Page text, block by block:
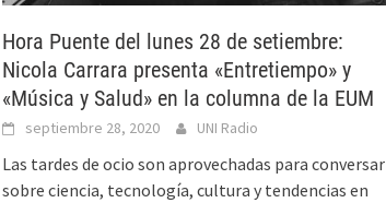
Hora Puente del lunes 28 de setiembre:
Nicola Carrara presenta «Entretiempo» y
«Música y Salud» en la columna de la EUM
septiembre 28, 2020 UNI Radio
Las tardes de ocio son aprovechadas para conversar
sobre ciencia, tecnología, cultura y tendencias en